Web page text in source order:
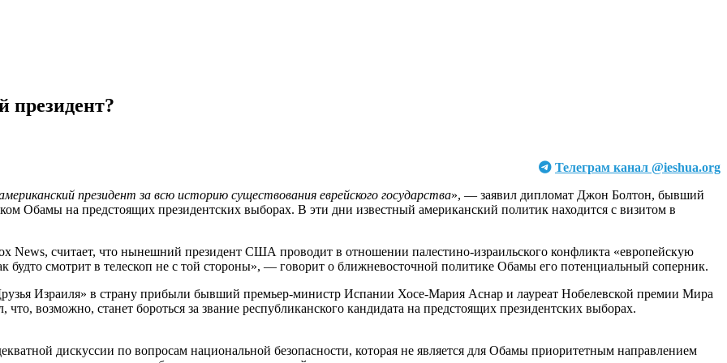
Телеграм канал @ieshua.org
президент за всю историю существования еврейского государства», — заявил дипломат Джон Болтон, бывший
Обамы на предстоящих президентских выборах. В эти дни известный американский политик находится с визитом в
News, считает, что нынешний президент США проводит в отношении палестино-израильского конфликта «европейскую
будто смотрит в телескоп не с той стороны», — говорит о ближневосточной политике Обамы его потенциальный соперник.
Израиля» в страну прибыли бывший премьер-министр Испании Хосе-Мария Аснар и лауреат Нобелевской премии Мира
возможно, станет бороться за звание республиканского кандидата на предстоящих президентских выборах.
дискуссии по вопросам национальной безопасности, которая не является для Обамы приоритетным направлением